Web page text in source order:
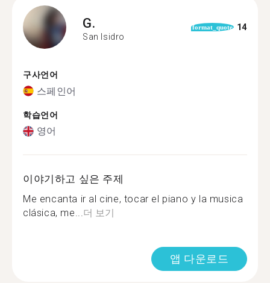
G.
San Isidro
format_quote 14
구사언어
스페인어
학습언어
영어
이야기하고 싶은 주제
Me encanta ir al cine, tocar el piano y la musica
clásica, me...더 보기
앱 다운로드